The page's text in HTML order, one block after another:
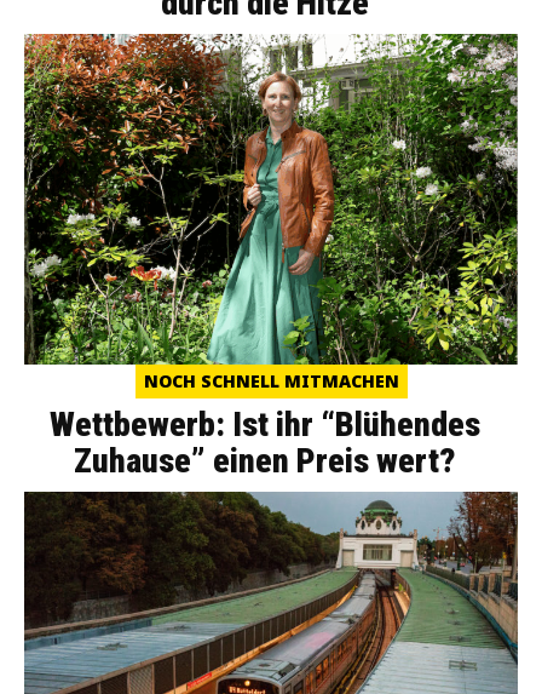
NOCH SCHNELL MITMACHEN
Wettbewerb: Ist ihr “Blühendes
Zuhause” einen Preis wert?